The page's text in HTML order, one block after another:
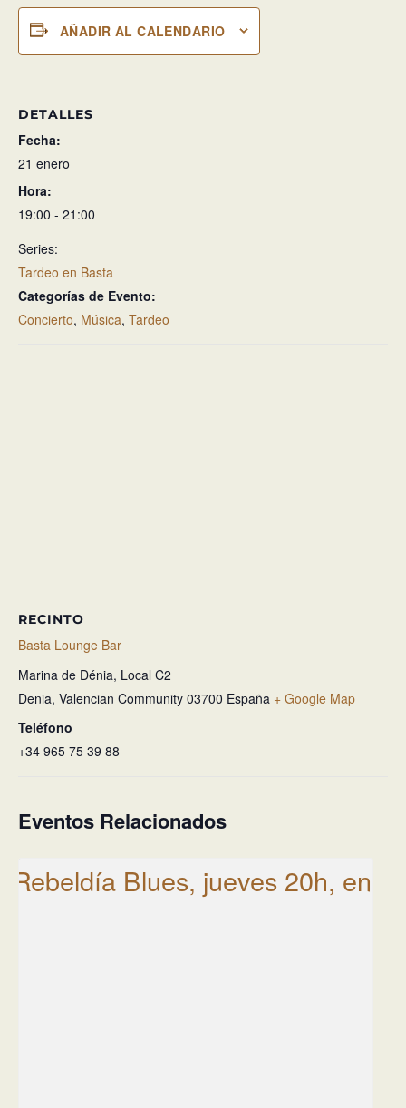
AÑADIR AL CALENDARIO
DETALLES
Fecha:
21 enero
Hora:
19:00 - 21:00
Series:
Tardeo en Basta
Categorías de Evento:
Concierto, Música, Tardeo
RECINTO
Basta Lounge Bar
Marina de Dénia, Local C2
Denia, Valencian Community 03700 España + Google Map
Teléfono
+34 965 75 39 88
Eventos Relacionados